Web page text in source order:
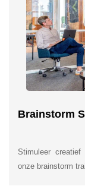
Brainstorm
Stimuleer
onze brainstorm